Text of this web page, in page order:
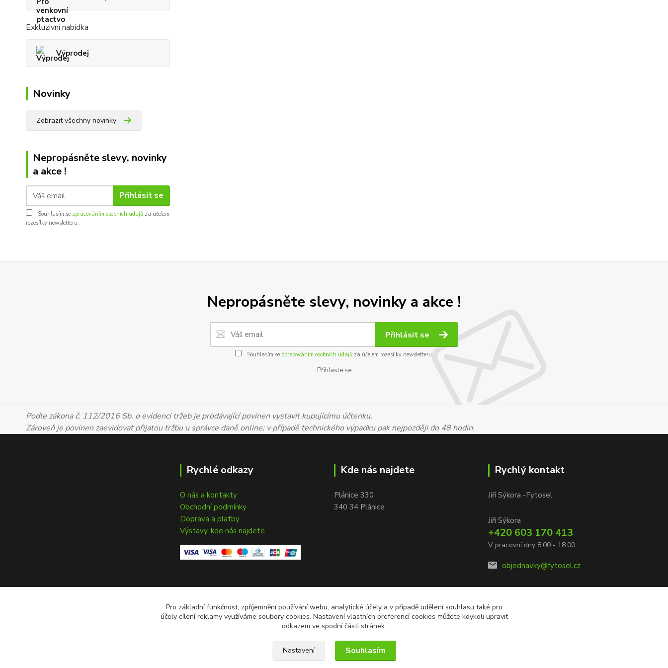
Exkluzivní nabídka
Výprodej
Novinky
Zobrazit všechny novinky
Nepropásněte slevy, novinky
a akce !
Přihlásit se
Souhlasím se zpracováním osobních údajů za účelem
rozesílky newsletteru.
Nepropásněte slevy, novinky a akce !
Přihlásit se
Souhlasím se zpracováním osobních údajůza účelem rozesílky newsletteru.
Přihlaste se
Podle zákona č. 112/2016 Sb. o evidenci tržeb je prodávající povinen vystavit kupujícímu účtenku.
Zároveň je povinen zaevidovat přijatou tržbu u správce daně online; v případě technického výpadku pak nejpozději do 48 hodin.
Rychlé odkazy
O nás a kontakty
Obchodní podmínky
Doprava a platby
Výstavy, kde nás najdete
Kde nás najdete
Plánice 330
340 34 Plánice
Rychlý kontakt
Jiří Sýkora -Fytosel
Jiří Sýkora
+420 603 170 413
V pracovní dny 8:00 - 18:00
objednavky@fytosel.cz
Pro základní funkčnost, zpříjemnění používání webu, analytické účely a v případě udělení souhlasu také pro
účely cílení reklamy využíváme soubory cookies. Nastavení vlastních preferencí cookies můžete kdykoli upravit
odkazem ve spodní části stránek.
Nastavení Souhlasím